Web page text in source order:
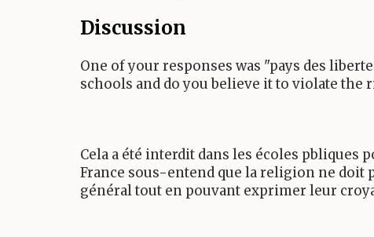
Discussion
One of your responses was "pays des
schools and do you believe it to violate the
Cela a été interdit dans les écoles
France sous-entend que la religion ne doit
général tout en pouvant exprimer leur